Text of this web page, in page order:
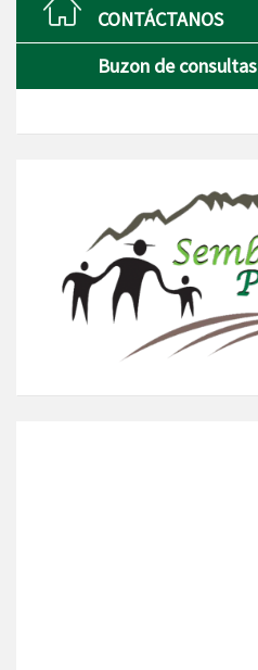
CONTÁCTANOS
Buzon de consultas